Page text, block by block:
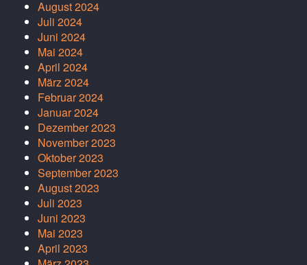
August 2024
Juli 2024
Juni 2024
Mai 2024
April 2024
März 2024
Februar 2024
Januar 2024
Dezember 2023
November 2023
Oktober 2023
September 2023
August 2023
Juli 2023
Juni 2023
Mai 2023
April 2023